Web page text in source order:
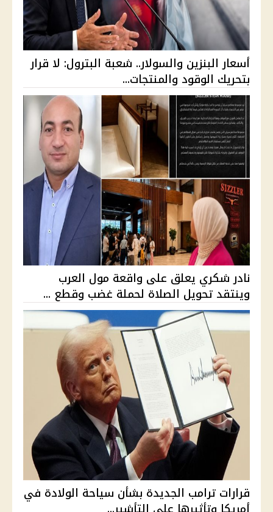
أسعار البنزين والسولار.. شعبة البترول: لا قرار
بتحريك الوقود والمنتجات...
نادر شكري يعلق على واقعة مول العرب
وينتقد تحويل الصلاة لحملة غضب وقطع ...
قرارات ترامب الجديدة بشأن سياحة الولادة في